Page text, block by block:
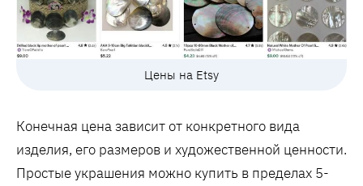
Цены на Etsy
Конечная цена зависит от конкретного вида
изделия, его размеров и художественной ценности.
Простые украшения можно купить в пределах 5-